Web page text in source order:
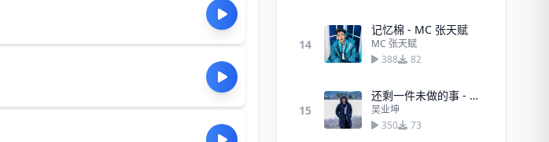
14
记忆棉 - MC 张天赋
MC 张天赋
388
82
15
还剩一件未做的事 - 吴业坤
吴业坤
350
73